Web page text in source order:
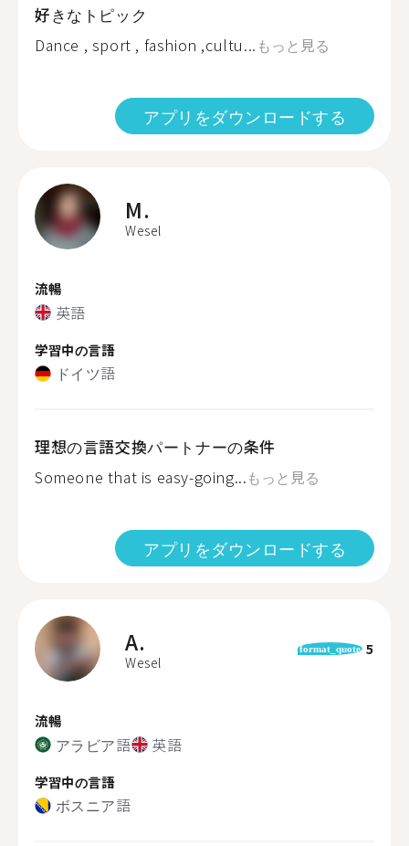
好きなトピック
Dance , sport , fashion ,cultu... もっと見る
アプリをダウンロードする
M.
Wesel
流暢
英語
学習中の言語
ドイツ語
理想の言語交換パートナーの条件
Someone that is easy-going...もっと見る
アプリをダウンロードする
A.
Wesel
format_quote 5
流暢
アラビア語 英語
学習中の言語
ボスニア語